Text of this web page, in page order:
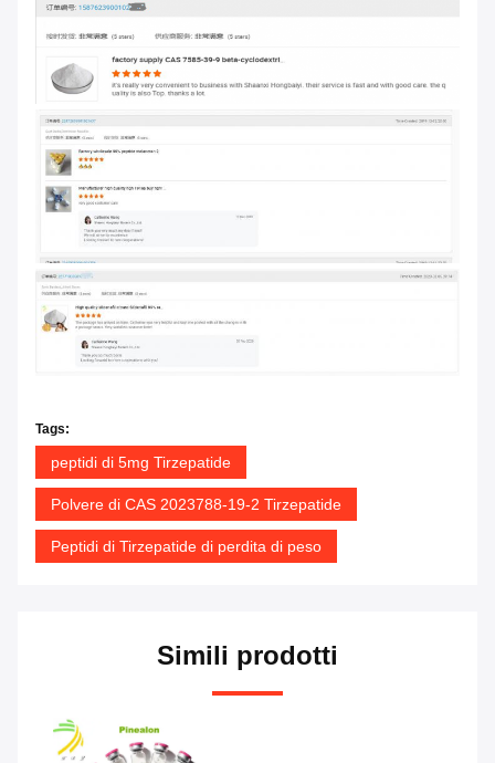
Tags:
peptidi di 5mg Tirzepatide
Polvere di CAS 2023788-19-2 Tirzepatide
Peptidi di Tirzepatide di perdita di peso
Simili prodotti